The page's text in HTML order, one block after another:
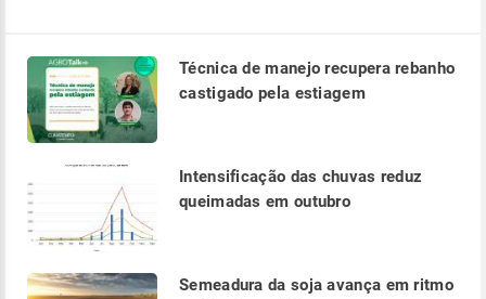
Técnica de manejo recupera rebanho
castigado pela estiagem
Intensificação das chuvas reduz
queimadas em outubro
Semeadura da soja avança em ritmo